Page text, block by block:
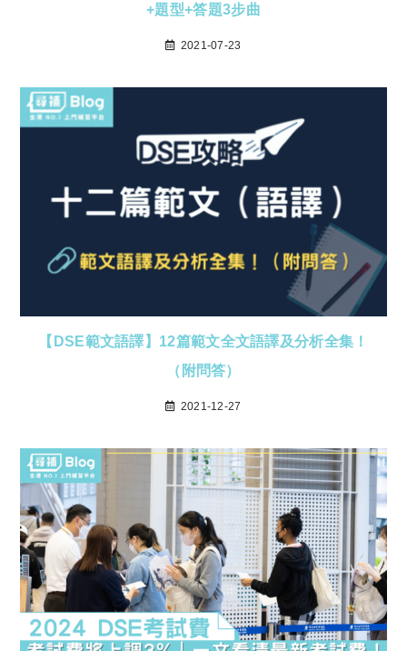
+題型+答題3步曲
2021-07-23
【DSE範文語譯】12篇範文全文語譯及分析全集！
（附問答）
2021-12-27